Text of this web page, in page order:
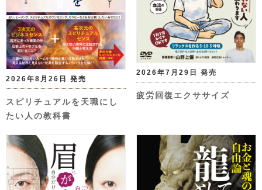
2026年8月26日 発売
スピリチュアルを天職にし
たい人の教科書
2026年7月29日 発売
疲労回復エクササイズ